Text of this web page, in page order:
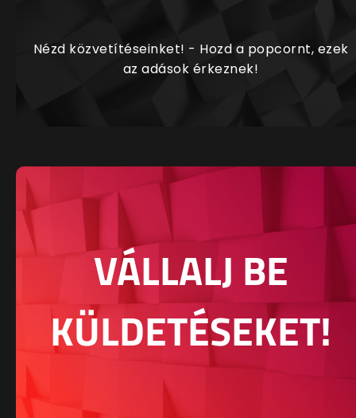
Nézd közvetítéseinket! - Hozd a popcornt, ezek
az adások érkeznek!
VÁLLALJ BE
KÜLDETÉSEKET!